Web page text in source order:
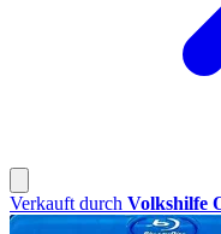
Verkauft durch Volkshilfe